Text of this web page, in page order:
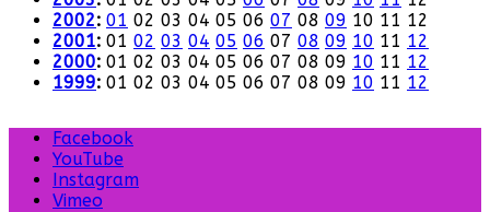
2002: 01 02 03 04 05 06 07 08 09 10 11 12
2001: 01 02 03 04 05 06 07 08 09 10 11 12
2000: 01 02 03 04 05 06 07 08 09 10 11 12
1999: 01 02 03 04 05 06 07 08 09 10 11 12
Facebook
YouTube
Instagram
Vimeo